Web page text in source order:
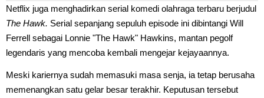
Netflix juga menghadirkan serial komedi olahraga terbaru berjudul
The Hawk. Serial sepanjang sepuluh episode ini dibintangi Will
Ferrell sebagai Lonnie "The Hawk" Hawkins, mantan pegolf
legendaris yang mencoba kembali mengejar kejayaannya.
Meski kariernya sudah memasuki masa senja, ia tetap berusaha
memenangkan satu gelar besar terakhir. Keputusan tersebut